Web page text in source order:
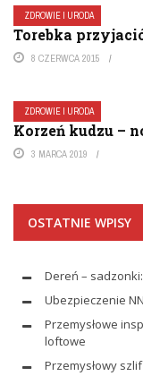
ZDROWIE I URODA
Torebka
8 CZERWCA 2015
ZDROWIE I URODA
Korzeń kudzu –
3 MARCA 2019
OSTATNIE WPISY
Dereń –
Ubezpieczenie
Przemysłowe
loftowe
Przemysłowy